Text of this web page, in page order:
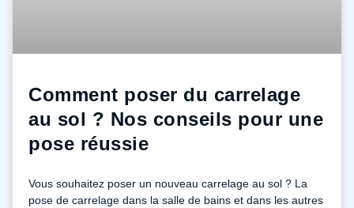
Comment poser du carrelage
au sol ? Nos conseils pour une
pose réussie
Vous souhaitez poser un nouveau carrelage au sol ? La
pose de carrelage dans la salle de bains et dans les autres